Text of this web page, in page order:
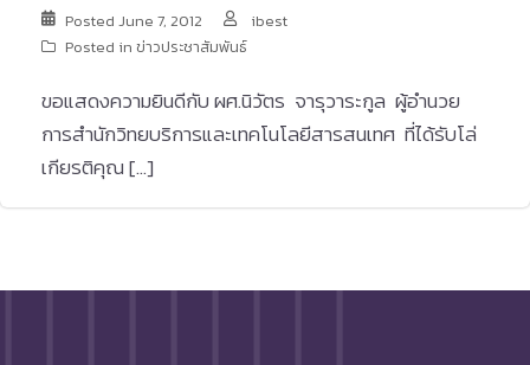
Posted June 7, 2012
ibest
Posted in ข่าวประชาสัมพันธ์
ขอแสดงความยินดีกับ ผศ.นิวัตร จารุวาระกูล ผู้อำนวย
การสำนักวิทยบริการและเทคโนโลยีสารสนเทศ ที่ได้รับโล่
เกียรติคุณ […]